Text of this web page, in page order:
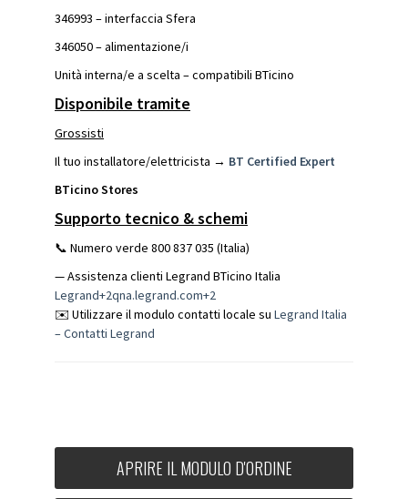
346993 – interfaccia Sfera
346050 – alimentazione/i
Unità interna/e a scelta – compatibili BTicino
Disponibile tramite
Grossisti
Il tuo installatore/elettricista → BT Certified Expert
BTicino Stores
Supporto tecnico & schemi
📞 Numero verde 800 837 035 (Italia)
— Assistenza clienti Legrand BTicino Italia
Legrand+2qna.legrand.com+2
✉️ Utilizzare il modulo contatti locale su Legrand Italia
– Contatti Legrand
APRIRE IL MODULO D'ORDINE